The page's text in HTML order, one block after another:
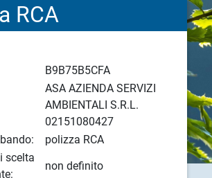
RCA
B9B75B5CFA
ASA AZIENDA SERVIZI
AMBIENTALI S.R.L.
02151080427
polizza RCA
scelta
non definito